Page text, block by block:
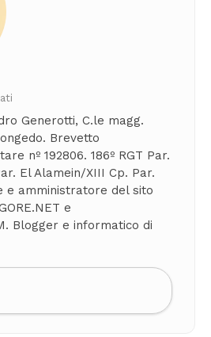
Generotti, C.le magg.
Brevetto
nº 192806. 186º RGT Par.
El Alamein/XIII Cp. Par.
e amministratore del sito
e
Blogger e informatico di